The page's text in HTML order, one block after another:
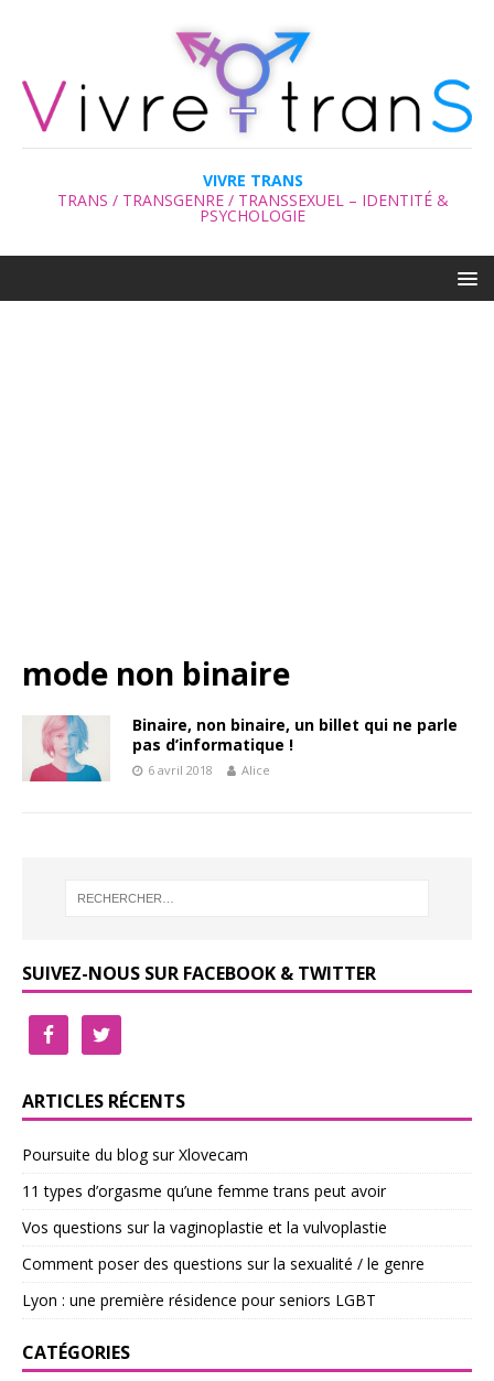
VIVRE TRANS
TRANS / TRANSGENRE / TRANSSEXUEL – IDENTITÉ &
PSYCHOLOGIE
mode non binaire
Binaire, non binaire, un billet qui ne parle
pas d’informatique !
6 avril 2018 Alice
SUIVEZ-NOUS SUR FACEBOOK & TWITTER
ARTICLES RÉCENTS
Poursuite du blog sur Xlovecam
11 types d’orgasme qu’une femme trans peut avoir
Vos questions sur la vaginoplastie et la vulvoplastie
Comment poser des questions sur la sexualité / le genre
Lyon : une première résidence pour seniors LGBT
CATÉGORIES